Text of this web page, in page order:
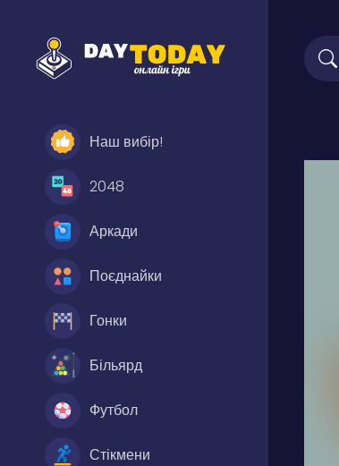
Наш вибір!
2048
Аркади
Поєднайки
Гонки
Більярд
Футбол
Стікмени